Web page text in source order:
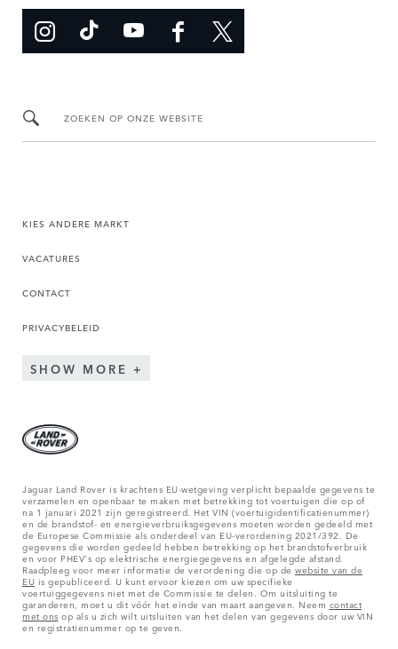
ZOEKEN OP ONZE WEBSITE
KIES ANDERE MARKT
VACATURES
CONTACT
PRIVACYBELEID
SHOW MORE
Jaguar Land Rover is krachtens EU-wetgeving verplicht bepaalde gegevens te
verzamelen en openbaar te maken met betrekking tot voertuigen die op of
na 1 januari 2021 zijn geregistreerd. Het VIN (voertuigidentificatienummer)
en de brandstof- en energieverbruiksgegevens moeten worden gedeeld met
de Europese Commissie als onderdeel van EU-verordening 2021/392. De
gegevens die worden gedeeld hebben betrekking op het brandstofverbruik
en voor PHEV's op elektrische energiegegevens en afgelegde afstand.
Raadpleeg voor meer informatie de verordening die op dewebsite van de
EU is gepubliceerd. U kunt ervoor kiezen om uw specifieke
voertuiggegevens niet met de Commissie te delen. Om uitsluiting te
garanderen, moet u dit vóór het einde van maart aangeven. Neem contact
met ons op als u zich wilt uitsluiten van het delen van gegevens door uw VIN
en registratienummer op te geven.